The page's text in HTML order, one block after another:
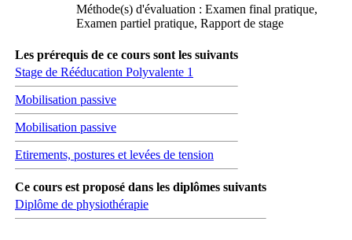
Méthode(s) d'évaluation : Examen final pratique,
Examen partiel pratique, Rapport de stage
Les prérequis de ce cours sont les suivants
Stage de Rééducation Polyvalente 1
Mobilisation passive
Mobilisation passive
Etirements, postures et levées de tension
Ce cours est proposé dans les diplômes suivants
Diplôme de physiothérapie